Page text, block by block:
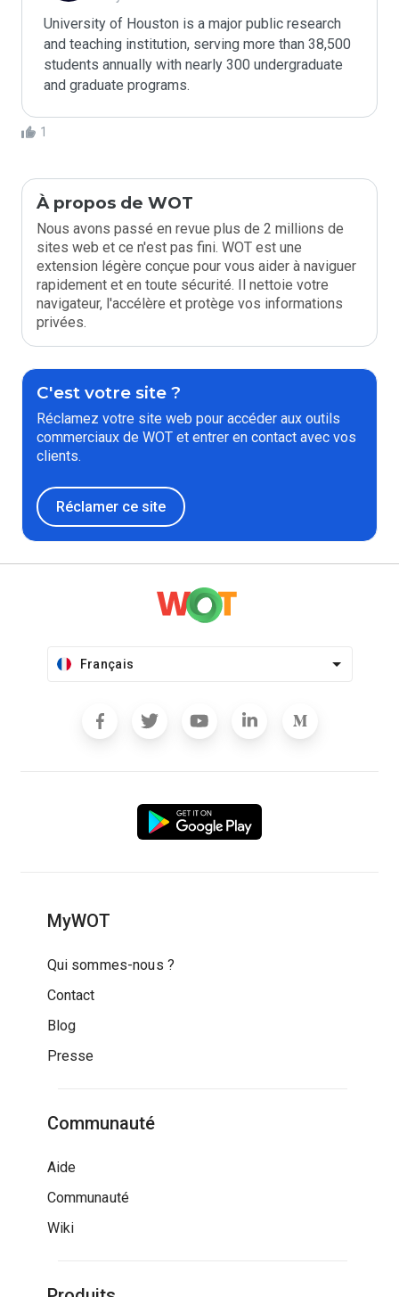
University of Houston is a major public research
and teaching institution, serving more than 38,500
students annually with nearly 300 undergraduate
and graduate programs.
1
À propos de WOT
Nous avons passé en revue plus de 2 millions de
sites web et ce n'est pas fini. WOT est une
extension légère conçue pour vous aider à naviguer
rapidement et en toute sécurité. Il nettoie votre
navigateur, l'accélère et protège vos informations
privées.
C'est votre site ?
Réclamez votre site web pour accéder aux outils
commerciaux de WOT et entrer en contact avec vos
clients.
Réclamer ce site
Français
MyWOT
Qui sommes-nous ?
Contact
Blog
Presse
Communauté
Aide
Communauté
Wiki